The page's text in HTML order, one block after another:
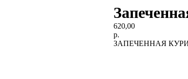
620,00
р.
ЗАПЕЧЕННАЯ